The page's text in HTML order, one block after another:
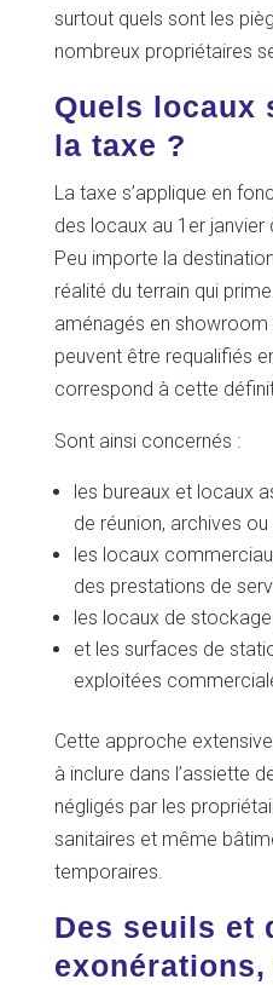
surtout quels sont les
nombreux propriétaires
Quels locaux
la taxe ?
La taxe s’applique en
des locaux au 1er janvier
Peu importe la
réalité du terrain qui
aménagés en
peuvent être requalifiés
correspond à cette
Sont ainsi concernés :
les bureaux et locaux
de réunion, archives
les locaux
des prestations de
les locaux de
et les surfaces de
exploitées
Cette approche
à inclure dans l’assiette
négligés par les
sanitaires et même
temporaires.
Des seuils et